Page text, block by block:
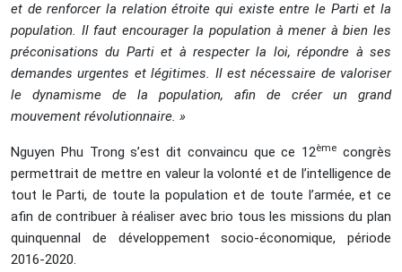
et de renforcer la relation étroite qui existe entre le Parti et la
population. Il faut encourager la population à mener à bien les
préconisations du Parti et à respecter la loi, répondre à ses
demandes urgentes et légitimes. Il est nécessaire de valoriser
le dynamisme de la population, afin de créer un grand
mouvement révolutionnaire. »
Nguyen Phu Trong s’est dit convaincu que ce 12ème congrès
permettrait de mettre en valeur la volonté et de l’intelligence de
tout le Parti, de toute la population et de toute l’armée, et ce
afin de contribuer à réaliser avec brio tous les missions du plan
quinquennal de développement socio-économique, période
2016-2020.